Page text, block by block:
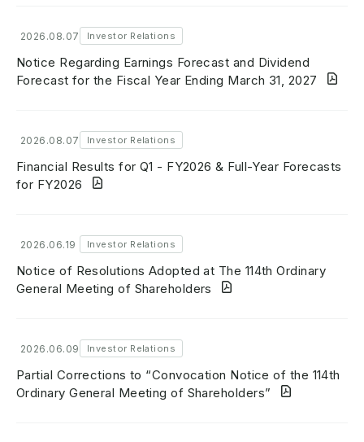
2026.08.07 Investor Relations
Notice Regarding Earnings Forecast and Dividend
Forecast for the Fiscal Year Ending March 31, 2027
2026.08.07 Investor Relations
Financial Results for Q1 - FY2026 & Full-Year Forecasts
for FY2026
2026.06.19 Investor Relations
Notice of Resolutions Adopted at The 114th Ordinary
General Meeting of Shareholders
2026.06.09 Investor Relations
Partial Corrections to “Convocation Notice of the 114th
Ordinary General Meeting of Shareholders”